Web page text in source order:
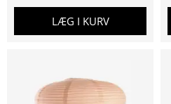
LÆG I KURV